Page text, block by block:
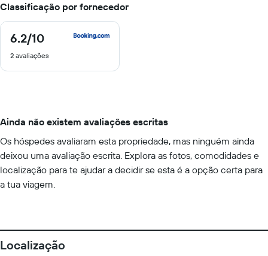
Classificação por fornecedor
6.2/10
6.2
10
2 avaliações
Ainda não existem avaliações escritas
Os hóspedes avaliaram esta propriedade, mas ninguém ainda
deixou uma avaliação escrita. Explora as fotos, comodidades e
localização para te ajudar a decidir se esta é a opção certa para
a tua viagem.
Localização